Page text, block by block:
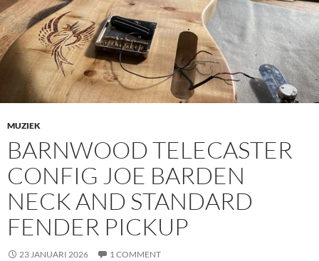
MUZIEK
BARNWOOD TELECASTER
CONFIG JOE BARDEN
NECK AND STANDARD
FENDER PICKUP
23 JANUARI 2026 1 COMMENT